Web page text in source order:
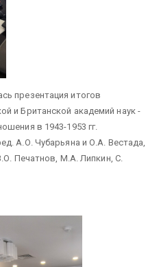
презентация итогов
и Британской академий наук -
в 1943-1953 гг.
А.О. Чубарьяна и О.А. Вестада,
Печатнов, М.А. Липкин, С.